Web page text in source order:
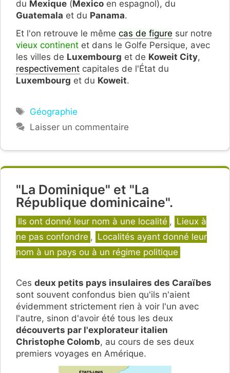
du Mexique (Mexico en espagnol), du
Guatemala et du Panama.
Et l'on retrouve le même cas de figure sur notre
vieux continent et dans le Golfe Persique, avec
les villes de Luxembourg et de Koweit City,
respectivement capitales de l'État du
Luxembourg et du Koweit.
Étiquettes
Géographie
Laisser un commentaire
"La Dominique" et "La
République dominicaine".
Catégories
Ils ont donné leur nom à une localité , Lieux à
ne pas confondre , Localités ayant donné leur
nom à un pays ou à un régime politique
Ces deux petits pays insulaires des Caraïbes
sont souvent confondus bien qu'ils n'aient
évidemment strictement rien à voir l'un avec
l'autre, sinon d'avoir été tous les deux
découverts par l'explorateur italien
Christophe Colomb, au cours de ses deux
premiers voyages en Amérique.